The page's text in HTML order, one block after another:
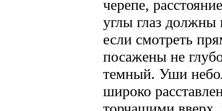
черепе,
углы глаз должны
если смотреть
посажены не
темный. Уши
широко